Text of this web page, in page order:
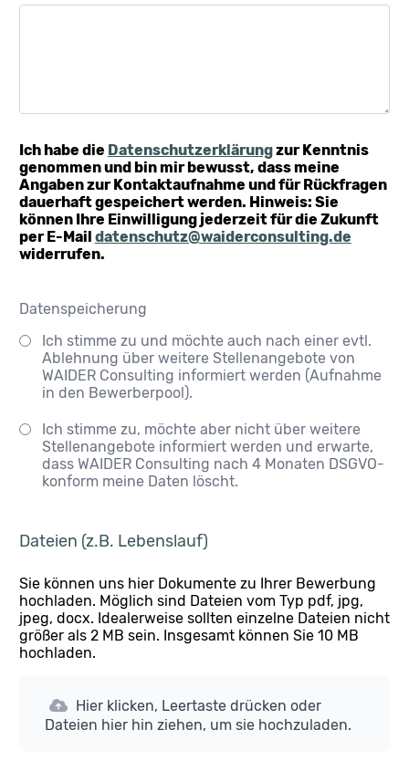
Ich habe die Datenschutzerklärungzur Kenntnis
genommen und bin mir bewusst, dass meine
Angaben zur Kontaktaufnahme und für Rückfragen
dauerhaft gespeichert werden. Hinweis: Sie
können Ihre Einwilligung jederzeit für die Zukunft
per E-Mail datenschutz@waiderconsulting.de
widerrufen.
Datenspeicherung
Ich stimme zu und möchte auch nach einer evtl.
Ablehnung über weitere Stellenangebote von
WAIDER Consulting informiert werden (Aufnahme
in den Bewerberpool).
Ich stimme zu, möchte aber nicht über weitere
Stellenangebote informiert werden und erwarte,
dass WAIDER Consulting nach 4 Monaten DSGVO-
konform meine Daten löscht.
Dateien (z.B. Lebenslauf)
Sie können uns hier Dokumente zu Ihrer Bewerbung
hochladen. Möglich sind Dateien vom Typ pdf, jpg,
jpeg, docx. Idealerweise sollten einzelne Dateien nicht
größer als 2 MB sein. Insgesamt können Sie 10 MB
hochladen.
Hier klicken, Leertaste drücken oder
Dateien hier hin ziehen, um sie hochzuladen.